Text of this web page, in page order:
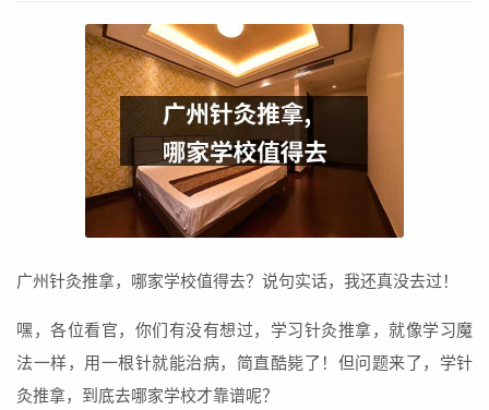
广州针灸推拿，哪家学校值得去？说句实话，我还真没去过！
嘿，各位看官，你们有没有想过，学习针灸推拿，就像学习魔
法一样，用一根针就能治病，简直酷毙了！但问题来了，学针
灸推拿，到底去哪家学校才靠谱呢？